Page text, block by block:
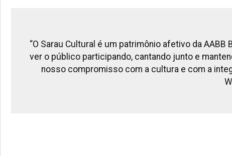
“O Sarau Cultural é um patrimônio afetivo da
ver o público participando, cantando junto e
nosso compromisso com a cultura e com a